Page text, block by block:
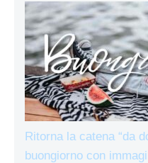
Ritorna la catena “da
buongiorno con